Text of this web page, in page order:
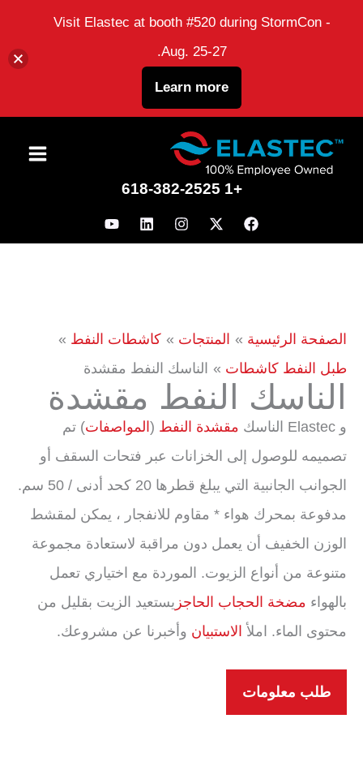
+1 618-382-2525
الصفحة الرئيسية المنتجات
كاشطات النفط
طبل النفط كاشطات
الناسك النفط مقشدة
الناسك النفط مقشدة
و Elastec الناسك مقشدة النفط (المواصفات) تم
تصميمه للوصول إلى الخزانات عبر فتحات السقف أو
الجوانب الجانبية التي يبلغ قطرها 20 كحد أدنى / 50 سم.
مدفوعة بمحرك هواء * مقاوم للانفجار ، يمكن لمقشط
الوزن الخفيف أن يعمل دون مراقبة لاستعادة مجموعة
متنوعة من أنواع الزيوت. الموردة مع اختياري تعمل
بالهواء مضخة الحجاب الحاجز يستعيد الزيت بقليل من
محتوى الماء. املأ الاستبيان وأخبرنا عن مشروعك.
طلب معلومات
Visit Elastec at booth #520 during StormCon -
Aug. 25-27.
Learn more